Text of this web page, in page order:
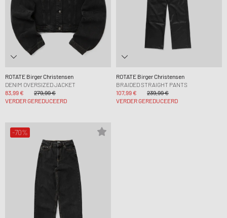
ROTATE Birger Christensen
DENIM OVERSIZED JACKET
83,99 €
279,99 €
VERDER GEREDUCEERD
ROTATE Birger Christensen
BRAIDED STRAIGHT PANTS
107,99 €
239,99 €
VERDER GEREDUCEERD
-70%